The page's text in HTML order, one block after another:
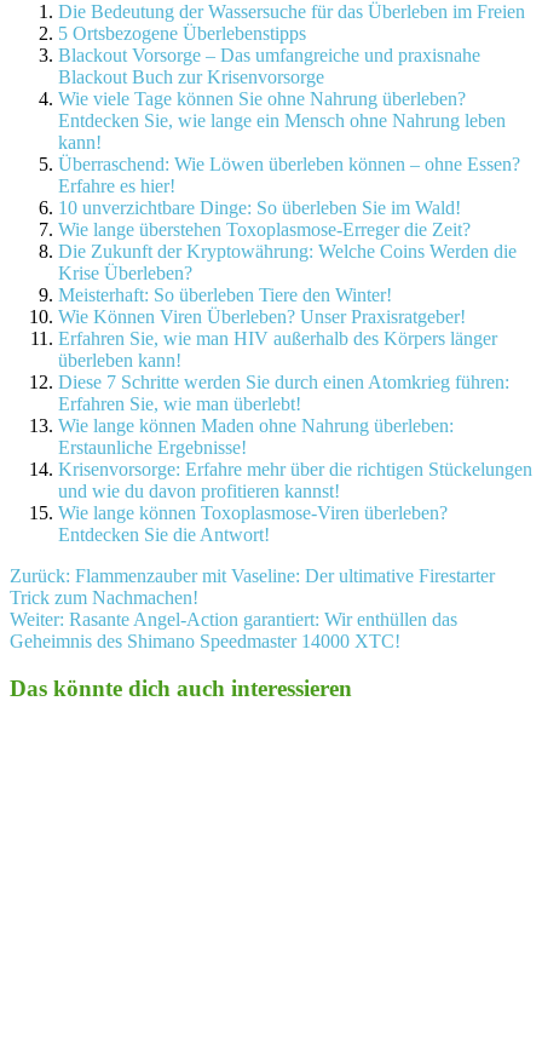
Die Bedeutung der Wassersuche für das Überleben im Freien
5 Ortsbezogene Überlebenstipps
Blackout Vorsorge – Das umfangreiche und praxisnahe
Blackout Buch zur Krisenvorsorge
Wie viele Tage können Sie ohne Nahrung überleben?
Entdecken Sie, wie lange ein Mensch ohne Nahrung leben
kann!
Überraschend: Wie Löwen überleben können – ohne Essen?
Erfahre es hier!
10 unverzichtbare Dinge: So überleben Sie im Wald!
Wie lange überstehen Toxoplasmose-Erreger die Zeit?
Die Zukunft der Kryptowährung: Welche Coins Werden die
Krise Überleben?
Meisterhaft: So überleben Tiere den Winter!
Wie Können Viren Überleben? Unser Praxisratgeber!
Erfahren Sie, wie man HIV außerhalb des Körpers länger
überleben kann!
Diese 7 Schritte werden Sie durch einen Atomkrieg führen:
Erfahren Sie, wie man überlebt!
Wie lange können Maden ohne Nahrung überleben:
Erstaunliche Ergebnisse!
Krisenvorsorge: Erfahre mehr über die richtigen Stückelungen
und wie du davon profitieren kannst!
Wie lange können Toxoplasmose-Viren überleben?
Entdecken Sie die Antwort!
Beitragsnavigation
Zurück: Flammenzauber mit Vaseline: Der ultimative Firestarter
Trick zum Nachmachen!
Weiter: Rasante Angel-Action garantiert: Wir enthüllen das
Geheimnis des Shimano Speedmaster 14000 XTC!
Das könnte dich auch interessieren